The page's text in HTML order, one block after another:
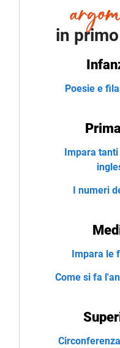
in
Poesie e
Impara
I numeri
Impara le
Come si fa